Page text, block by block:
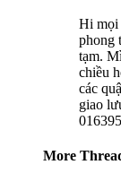
Hi mọi
phong
tạm.
chiều
các
giao
More